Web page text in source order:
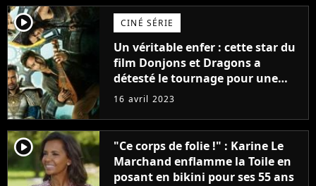
player2 CINÉ SÉRIE
Un véritable enfer : cette star du
film Donjons et Dragons a
détesté le tournage pour une
raison très spéciale
16 avril 2023
player2
"Ce corps de folie !" : Karine Le
Marchand enflamme la Toile en
posant en bikini pour ses 55 ans